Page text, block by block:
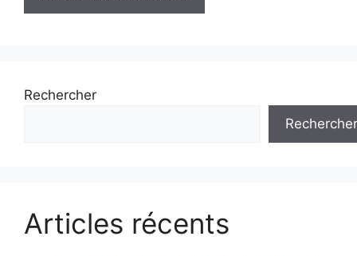
Rechercher
Rechercher
Articles récents